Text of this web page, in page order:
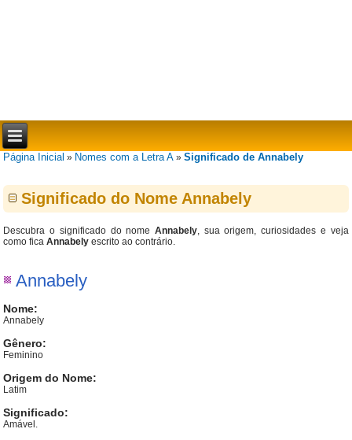
Página Inicial » Nomes com a Letra A »Significado de Annabely
Significado do Nome Annabely
Descubra o significado do nome Annabely, sua origem, curiosidades e veja
como ficaAnnabely escrito ao contrário.
Annabely
Nome:
Annabely
Gênero:
Feminino
Origem do Nome:
Latim
Significado:
Amável.